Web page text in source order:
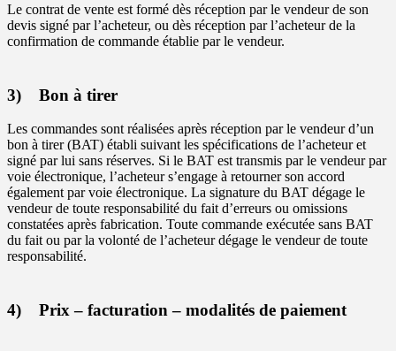
Le contrat de vente est formé dès réception par le vendeur de son
devis signé par l’acheteur, ou dès réception par l’acheteur de la
confirmation de commande établie par le vendeur.
3) Bon à tirer
Les commandes sont réalisées après réception par le vendeur d’un
bon à tirer (BAT) établi suivant les spécifications de l’acheteur et
signé par lui sans réserves. Si le BAT est transmis par le vendeur par
voie électronique, l’acheteur s’engage à retourner son accord
également par voie électronique. La signature du BAT dégage le
vendeur de toute responsabilité du fait d’erreurs ou omissions
constatées après fabrication. Toute commande exécutée sans BAT
du fait ou par la volonté de l’acheteur dégage le vendeur de toute
responsabilité.
4) Prix – facturation – modalités de paiement